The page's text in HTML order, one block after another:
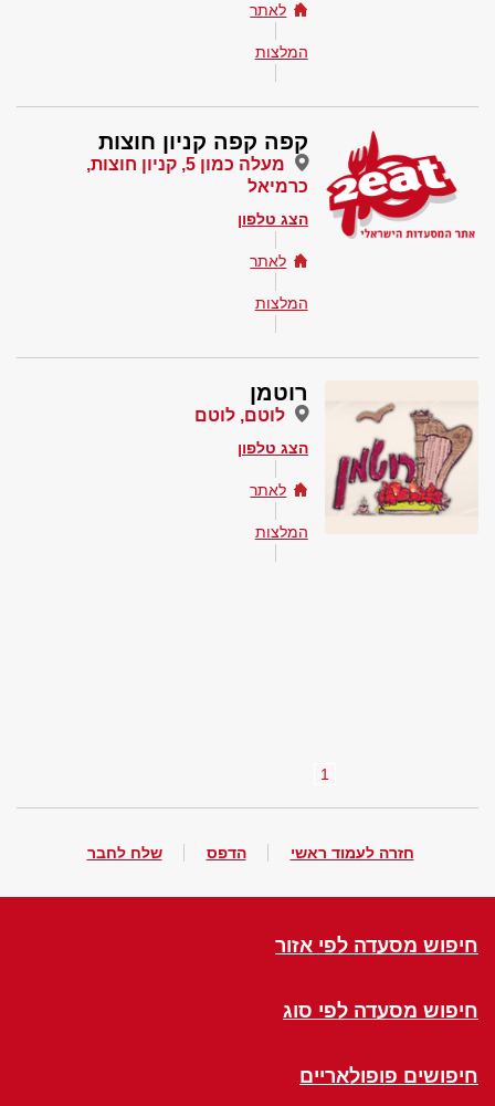
לאתר
המלצות
קפה קפה קניון חוצות
מעלה כמון 5, קניון חוצות,
כרמיאל
הצג טלפון
לאתר
המלצות
רוטמן
לוטם, לוטם
הצג טלפון
לאתר
המלצות
1
חזרה לעמוד ראשי הדפס שלח לחבר
חיפוש מסעדה לפי אזור
חיפוש מסעדה לפי סוג
חיפושים פופולאריים